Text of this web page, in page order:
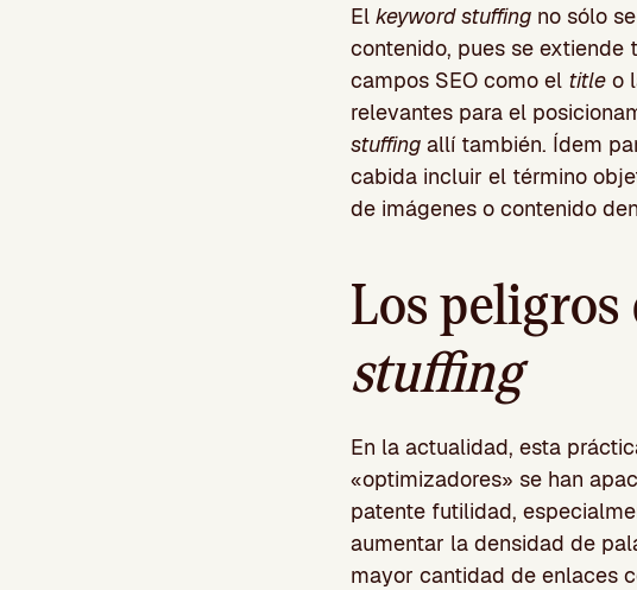
El keyword stuffing no sólo
contenido, pues se extiende
campos SEO como el title o
relevantes para el
stuffing allí también. Ídem
cabida incluir el término
de imágenes o contenido
Los
stuffing
En la actualidad, esta
«optimizadores» se han
patente futilidad,
aumentar la densidad de
mayor cantidad de enlaces